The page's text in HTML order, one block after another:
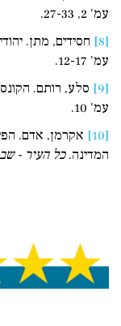
עמ' 2, 27-33.
[8]
חסידים, מתן.
עמ' 12-17.
[9]
סלע, רותם.
עמ' 10.
[10]
המדינה.כל העיר -